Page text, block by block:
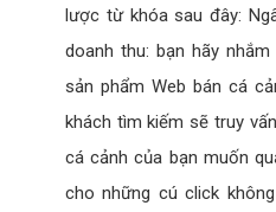
lược từ khóa sau đây:
doanh thu: bạn hãy
sản phẩm Web bán cá
khách tìm kiếm sẽ truy
cá cảnh của bạn muốn
cho những cú click